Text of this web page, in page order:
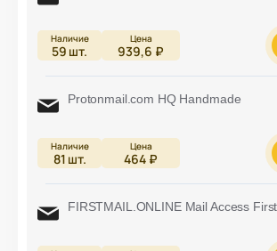
59 шт. 939,6 ₽
Protonmail.com HQ Handmade
81 шт. 464 ₽
FIRSTMAIL.ONLINE Mail Access